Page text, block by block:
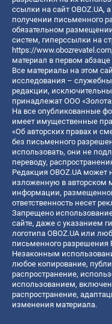
ссылки на сайт OBOZ.UA,
получении письменного
обязательном
систем, гиперссылки на
https://www.obozrevatel.com
материал в первом
Все материалы на этом
исследования –
редакции,
принадлежат ООО
На все опубликованные
имеет имущественные
«Об авторских правах и
без письменного
использовать, они не
переводу,
Редакция OBOZ.UA может
изложенную в авторском
информации,
ответственность несет
Запрещено
сайте, даже с указанием
логотипа OBOZ.UA или
письменного разрешения
Незаконным
любое копирование,
распространение,
использованием,
распространение,
изменения материала.